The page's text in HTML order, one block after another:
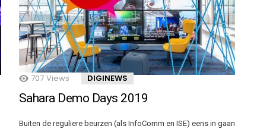
707 Views DIGINEWS
Sahara Demo Days 2019
Buiten de reguliere beurzen (als InfoComm en ISE) eens in gaan